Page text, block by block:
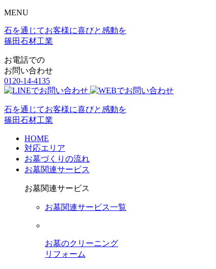
MENU
石を通じてお客様に喜びと感動を
篠田石材工業
お電話での
お問い合わせ
0120-14-4135
石を通じてお客様に喜びと感動を
篠田石材工業
HOME
対応エリア
お墓づくりの流れ
お墓関連サービス
お墓関連サービス
お墓関連サービス一覧
お墓のクリーニング
リフォーム